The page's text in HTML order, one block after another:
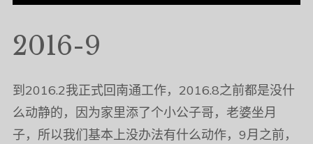
2016-9
到2016.2我正式回南通工作，2016.8之前都是没什
么动静的，因为家里添了个小公子哥，老婆坐月
子，所以我们基本上没办法有什么动作，9月之前，